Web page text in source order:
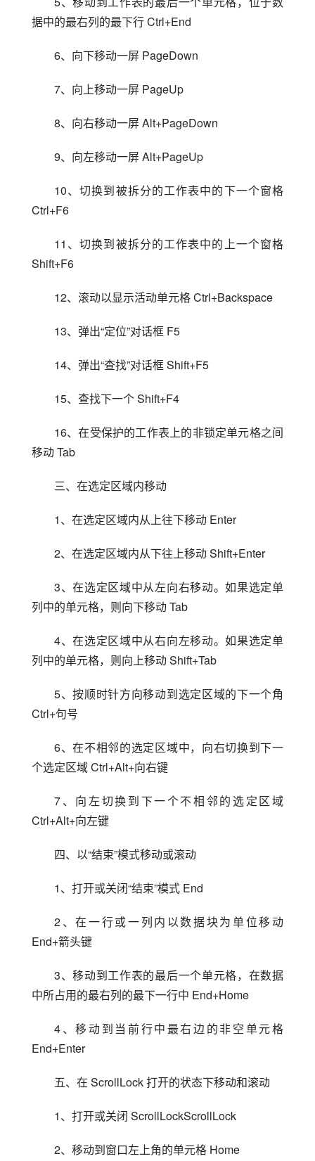
据中的最右列的最下行 Ctrl+End
6、向下移动一屏 PageDown
7、向上移动一屏 PageUp
8、向右移动一屏 Alt+PageDown
9、向左移动一屏 Alt+PageUp
10、切换到被拆分的工作表中的下一个窗格
Ctrl+F6
11、切换到被拆分的工作表中的上一个窗格
Shift+F6
12、滚动以显示活动单元格 Ctrl+Backspace
13、弹出“定位”对话框 F5
14、弹出“查找”对话框 Shift+F5
15、查找下一个 Shift+F4
16、在受保护的工作表上的非锁定单元格之间
移动 Tab
三、在选定区域内移动
1、在选定区域内从上往下移动 Enter
2、在选定区域内从下往上移动 Shift+Enter
3、在选定区域中从左向右移动。如果选定单
列中的单元格，则向下移动 Tab
4、在选定区域中从右向左移动。如果选定单
列中的单元格，则向上移动 Shift+Tab
5、按顺时针方向移动到选定区域的下一个角
Ctrl+句号
6、在不相邻的选定区域中，向右切换到下一
个选定区域 Ctrl+Alt+向右键
7、向左切换到下一个不相邻的选定区域
Ctrl+Alt+向左键
四、以“结束”模式移动或滚动
1、打开或关闭“结束”模式 End
2、在一行或一列内以数据块为单位移动
End+箭头键
3、移动到工作表的最后一个单元格，在数据
中所占用的最右列的最下一行中 End+Home
4、移动到当前行中最右边的非空单元格
End+Enter
五、在 ScrollLock 打开的状态下移动和滚动
1、打开或关闭 ScrollLockScrollLock
2、移动到窗口左上角的单元格 Home